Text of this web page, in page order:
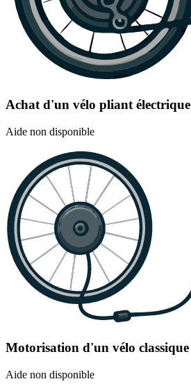
Achat d'un vélo pliant électrique
Aide non disponible
Motorisation d'un vélo classique
Aide non disponible